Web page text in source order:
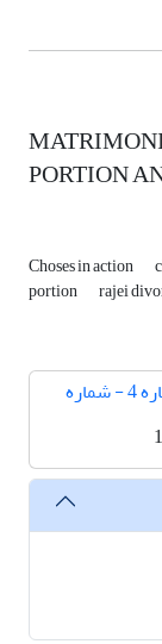
PORTION
Choses in action
portion rajei
دوره 37، شماره 4 - شماره